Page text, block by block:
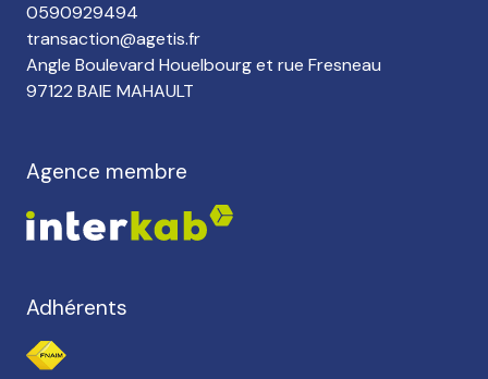
0590929494
transaction@agetis.fr
Angle Boulevard Houelbourg et rue Fresneau
97122 BAIE MAHAULT
Agence membre
Adhérents